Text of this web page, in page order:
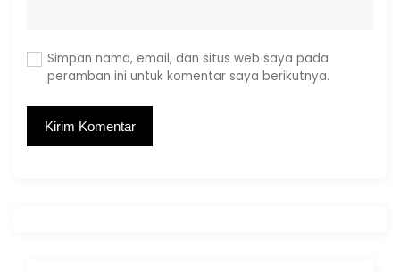
Simpan nama, email, dan situs web saya pada
peramban ini untuk komentar saya berikutnya.